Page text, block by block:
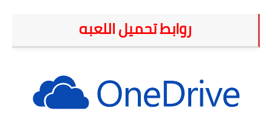
روابط تحميل اللعبه